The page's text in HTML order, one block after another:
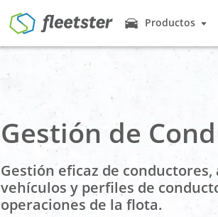
Ingresar
Productos
Muchos
fleetster para
Al igual que el
a los
Registro del
Gestión de
Gestión eficaz de conductores,
vehículos y perfiles de
operaciones de la flota.